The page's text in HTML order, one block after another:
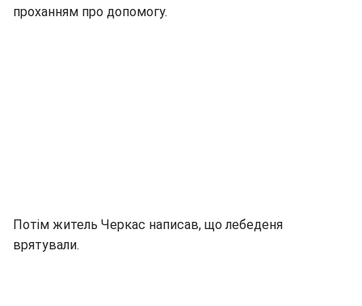
проханням про допомогу.
Потім житель Черкас написав, що лебеденя
врятували.